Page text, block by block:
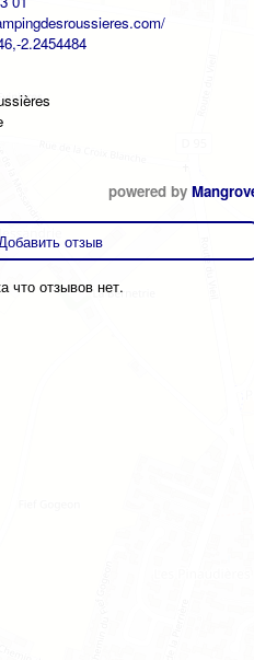
2.2454484
powered by
Добавить отзыв
что отзывов нет.